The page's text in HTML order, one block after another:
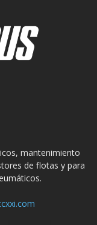
mantenimiento
de flotas y para